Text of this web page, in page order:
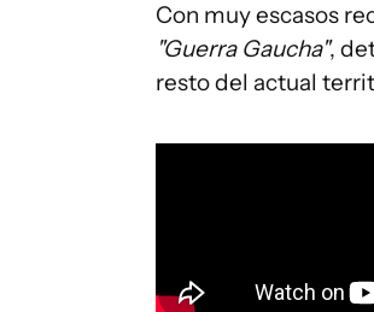
Con muy escasos
"Guerra Gaucha",
resto del actual